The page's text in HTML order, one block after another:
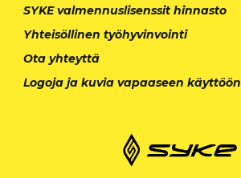
SYKE valmennuslisenssit hinnasto
Yhteisöllinen työhyvinvointi
Ota yhteyttä
Logoja ja kuvia vapaaseen käyttöön